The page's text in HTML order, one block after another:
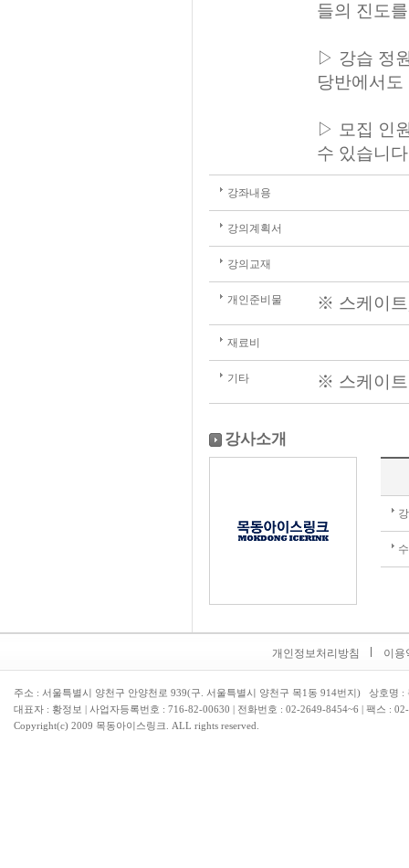
들의 진도
▷ 강습 정
당반에서
▷ 모집 인
수 있습니
강좌내용
강의계획서
강의교재
개인준비물 ※ 스케이트
재료비
기타 ※ 스케이트
강사소개
개인정보처리방침 이용
주소 : 서울특별시 양천구 안양천로 939(구. 서울특별시 양천구 목1동 914번지) 상호명 :
대표자 : 황정보 | 사업자등록번호 : 716-82-00630 | 전화번호 : 02-2649-8454~6 | 팩스 :
Copyright(c) 2009 목동아이스링크. ALL rights reserved.